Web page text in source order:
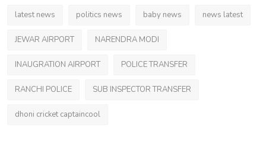
latest news politics news baby news news latest
JEWAR AIRPORT NARENDRA MODI
INAUGRATION AIRPORT POLICE TRANSFER
RANCHI POLICE SUB INSPECTOR TRANSFER
dhoni cricket captaincool